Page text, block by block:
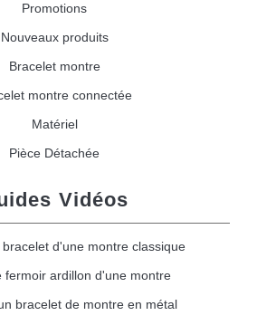
Promotions
Nouveaux produits
Bracelet montre
montre connectée
Matériel
Pièce Détachée
Vidéos
d'une montre classique
fermoir ardillon d'une montre
bracelet de montre en métal